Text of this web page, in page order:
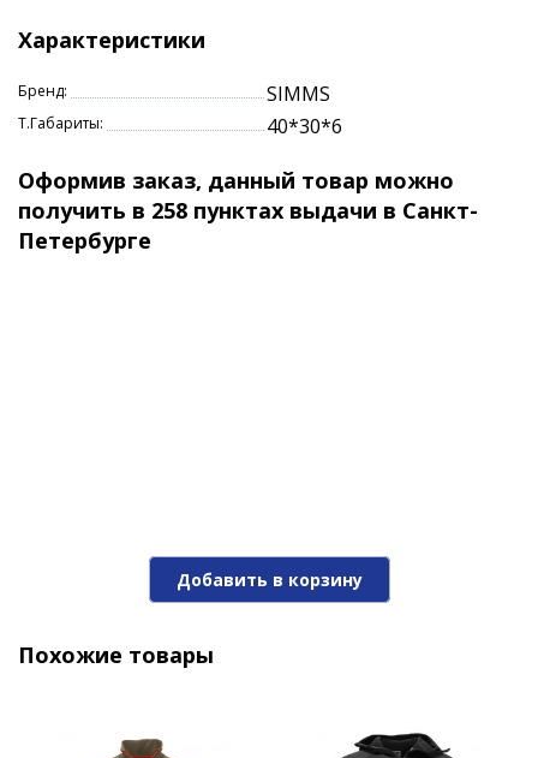
Характеристики
Бренд: SIMMS
Т.Габариты: 40*30*6
Оформив заказ, данный товар можно
получить в 258 пунктах выдачи в Санкт-
Петербурге
Добавить в корзину
Похожие товары